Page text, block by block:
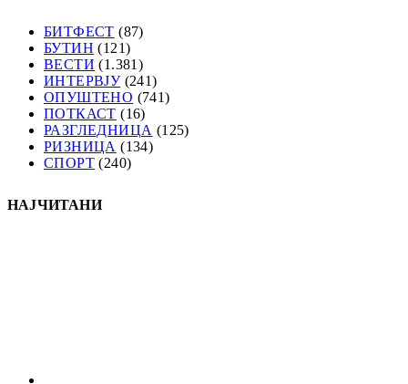
БИТФЕСТ (87)
БУТИН (121)
ВЕСТИ (1.381)
ИНТЕРВЈУ(241)
ОПУШТЕНО (741)
ПОТКАСТ (16)
РАЗГЛЕДНИЦА (125)
РИЗНИЦА (134)
СПОРТ (240)
НАЈЧИТАНИ